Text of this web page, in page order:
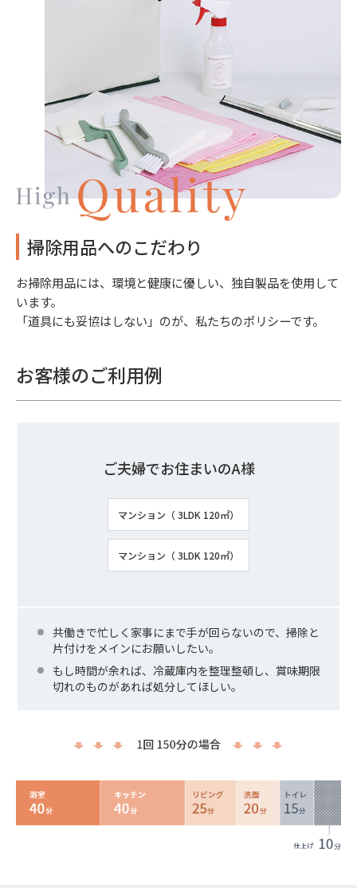
掃除用品へのこだわり
お掃除用品には、環境と健康に優しい、独自製品を使用して
います。
「道具にも妥協はしない」のが、私たちのポリシーです。
お客様のご利用例
ご夫婦でお住まいのA様
マンション（ 3LDK 120㎡）
マンション（ 3LDK 120㎡）
共働きで忙しく家事にまで手が回らないので、掃除と
片付けをメインにお願いしたい。
もし時間が余れば、冷蔵庫内を整理整頓し、賞味期限
切れのものがあれば処分してほしい。